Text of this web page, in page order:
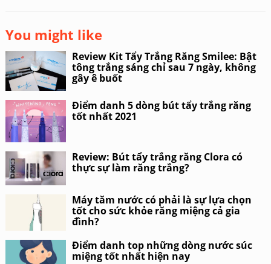
You might like
Review Kit Tẩy Trắng Răng Smilee: Bật
tông trắng sáng chỉ sau 7 ngày, không
gây ê buốt
Điểm danh 5 dòng bút tẩy trắng răng
tốt nhất 2021
Review: Bút tẩy trắng răng Clora có
thực sự làm răng trắng?
Máy tăm nước có phải là sự lựa chọn
tốt cho sức khỏe răng miệng cả gia
đình?
Điểm danh top những dòng nước súc
miệng tốt nhất hiện nay